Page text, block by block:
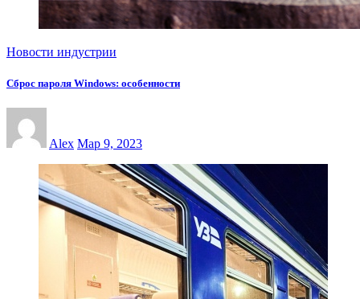
Новости индустрии
Сброс пароля Windows: особенности
Alex Мар 9, 2023